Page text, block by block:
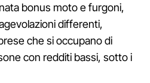
bonus moto e furgoni,
differenti,
che si occupano di
con redditi bassi, sotto i